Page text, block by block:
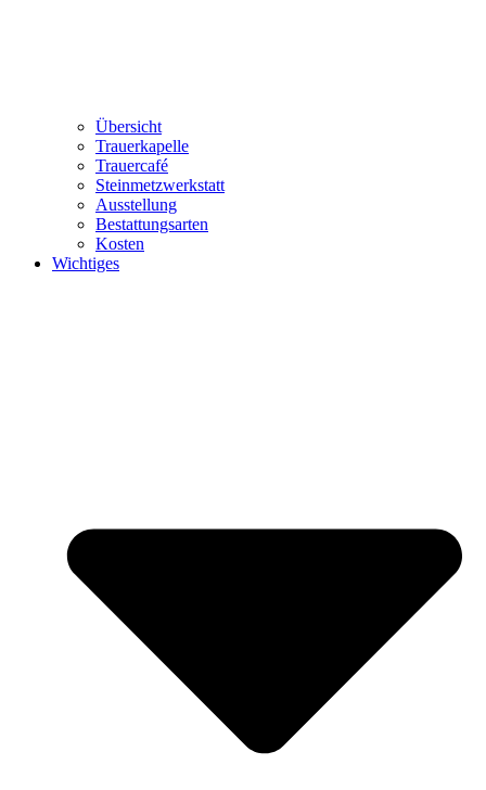
Übersicht
Trauerkapelle
Trauercafé
Steinmetzwerkstatt
Ausstellung
Bestattungsarten
Kosten
Wichtiges